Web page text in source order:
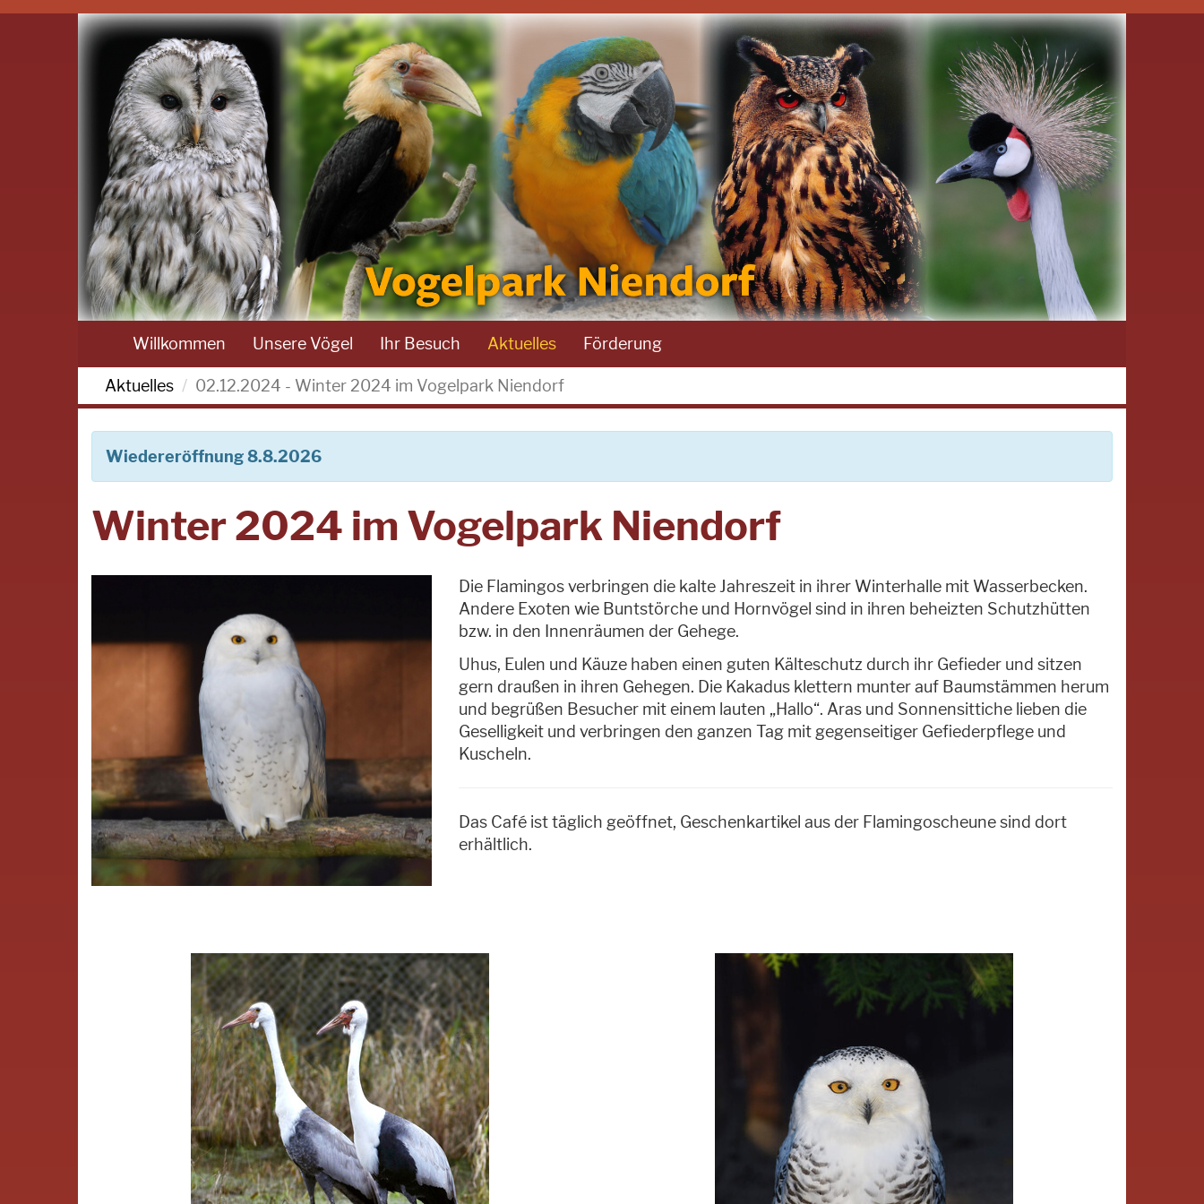
Willkommen Unsere Vögel Ihr Besuch Aktuelles Förderung
Aktuelles 02.12.2024 - Winter 2024 im Vogelpark Niendorf
Wiedereröffnung 8.8.2026
Winter 2024 im Vogelpark Niendorf
Die Flamingos verbringen die kalte Jahreszeit in ihrer Winterhalle mit Wasserbecken.
Andere Exoten wie Buntstörche und Hornvögel sind in ihren beheizten Schutzhütten
bzw. in den Innenräumen der Gehege.
Uhus, Eulen und Käuze haben einen guten Kälteschutz durch ihr Gefieder und sitzen
gern draußen in ihren Gehegen. Die Kakadus klettern munter auf Baumstämmen herum
und begrüßen Besucher mit einem lauten „Hallo“. Aras und Sonnensittiche lieben die
Geselligkeit und verbringen den ganzen Tag mit gegenseitiger Gefiederpflege und
Kuscheln.
Das Café ist täglich geöffnet, Geschenkartikel aus der Flamingoscheune sind dort
erhältlich.